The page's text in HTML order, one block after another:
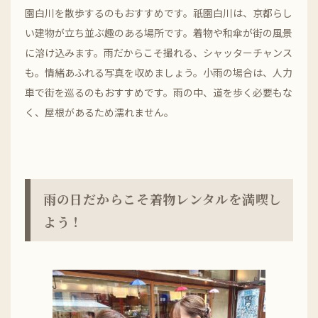
園白川を散歩するのもおすすめです。祇園白川は、京都らし
い建物が立ち並ぶ趣のある場所です。着物や和傘が街の風景
に溶け込みます。雨だからこそ撮れる、シャッターチャンス
も。情緒あふれる写真を収めましょう。小雨の場合は、人力
車で街を巡るのもおすすめです。雨の中、道を歩く必要もな
く、屋根があるため濡れません。
雨の日だからこそ着物レンタルを満喫し
よう！